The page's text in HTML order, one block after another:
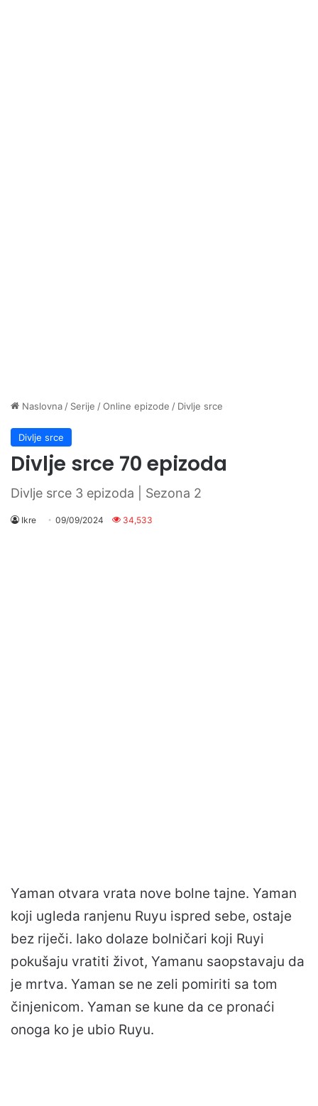
Naslovna / Serije /Online epizode / Divlje srce
Divlje srce
Divlje srce 70 epizoda
Divlje srce 3 epizoda | Sezona 2
Ikre 09/09/2024 34,533
Yaman otvara vrata nove bolne tajne. Yaman
koji ugleda ranjenu Ruyu ispred sebe, ostaje
bez riječi. Iako dolaze bolničari koji Ruyi
pokušaju vratiti život, Yamanu saopstavaju da
je mrtva. Yaman se ne zeli pomiriti sa tom
činjenicom. Yaman se kune da ce pronaći
onoga ko je ubio Ruyu.